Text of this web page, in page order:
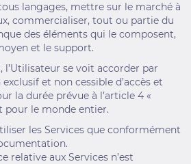
langages, mettre sur le marché à
commercialiser, tout ou partie du
des éléments qui le composent,
et le support.
l’Utilisateur se voit accorder par
et non cessible d’accès et
la durée prévue à l’article 4 «
pour le monde entier.
les Services que conformément
relative aux Services n’est